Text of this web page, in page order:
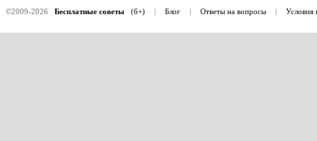
©2009-2026 Бесплатные советы(6+) | Блог | Ответы на вопросы | Условия